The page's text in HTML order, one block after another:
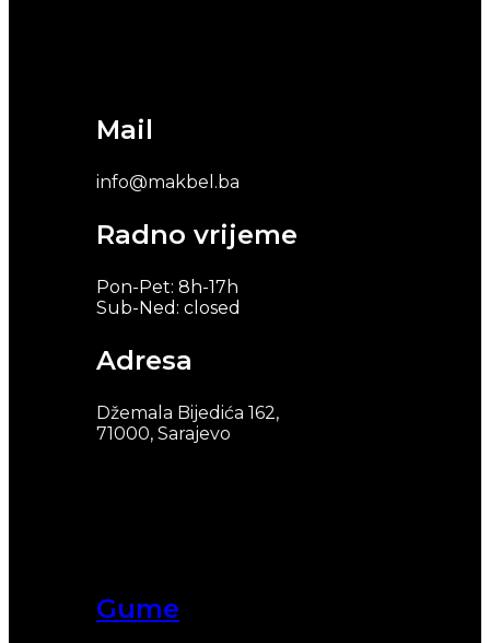
Gume
Mail
info@makbel.ba
Radno vrijeme
Pon-Pet: 8h-17h
Sub-Ned: closed
Adresa
Džemala Bijedića 162,
71000, Sarajevo